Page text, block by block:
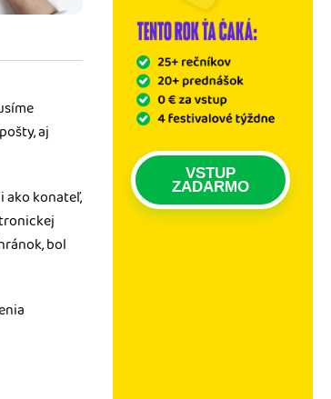
VSTUP
ZADARMO
aj
ako konateľ,
bol